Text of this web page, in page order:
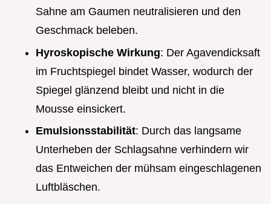
Sahne am Gaumen neutralisieren und den
Geschmack beleben.
Hyroskopische Wirkung: Der Agavendicksaft
im Fruchtspiegel bindet Wasser, wodurch der
Spiegel glänzend bleibt und nicht in die
Mousse einsickert.
Emulsionsstabilität: Durch das langsame
Unterheben der Schlagsahne verhindern wir
das Entweichen der mühsam eingeschlagenen
Luftbläschen.